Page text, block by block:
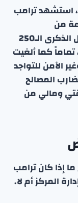
استشهد ترامب
من
الموسيقيين عن المشاركة في احتفال الذكرى الـ250
كما ألغيت
الآمن للتواجد
المصالح
ومالي من
ما إذا كان ترامب
المركز أم لا.